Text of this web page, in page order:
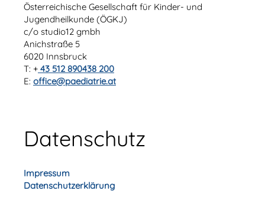
Österreichische Gesellschaft für Kinder- und
Jugendheilkunde (ÖGKJ)
c/o studio12 gmbh
Anichstraße 5
6020 Innsbruck
T: + 43 512 890438 200
E: office@paediatrie.at
Datenschutz
Impressum
Datenschutzerklärung